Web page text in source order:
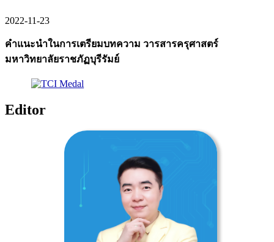
2022-11-23
คำแนะนำในการเตรียมบทความ วารสารครุศาสตร์
มหาวิทยาลัยราชภัฏบุรีรัมย์
Editor